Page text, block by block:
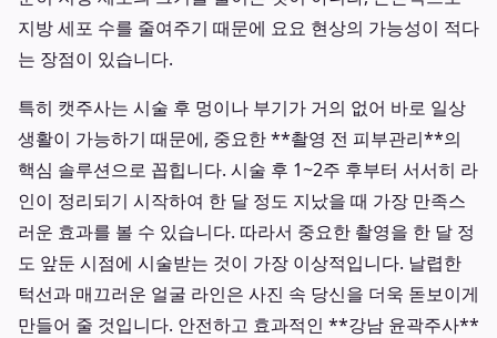
지방 세포 수를 줄여주기 때문에 요요 현상의 가능성이 적다
는 장점이 있습니다.
특히 캣주사는 시술 후 멍이나 부기가 거의 없어 바로 일상
생활이 가능하기 때문에, 중요한 **촬영 전 피부관리**의
핵심 솔루션으로 꼽힙니다. 시술 후 1~2주 후부터 서서히 라
인이 정리되기 시작하여 한 달 정도 지났을 때 가장 만족스
러운 효과를 볼 수 있습니다. 따라서 중요한 촬영을 한 달 정
도 앞둔 시점에 시술받는 것이 가장 이상적입니다. 날렵한
턱선과 매끄러운 얼굴 라인은 사진 속 당신을 더욱 돋보이게
만들어 줄 것입니다. 안전하고 효과적인 **강남 윤곽주사**